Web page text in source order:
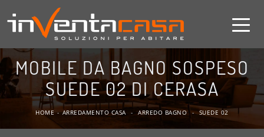
MOBILE DA BAGNO SOSPESO
SUEDE 02 DI CERASA
HOME - ARREDAMENTO CASA - ARREDO BAGNO - SUEDE 02